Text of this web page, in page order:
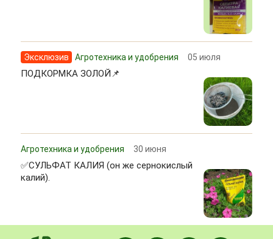
Эксклюзив Агротехника и удобрения 05 июля
ПОДКОРМКА ЗОЛОЙ📌
Агротехника и удобрения 30 июня
✅СУЛЬФАТ КАЛИЯ (он же сернокислый
калий).